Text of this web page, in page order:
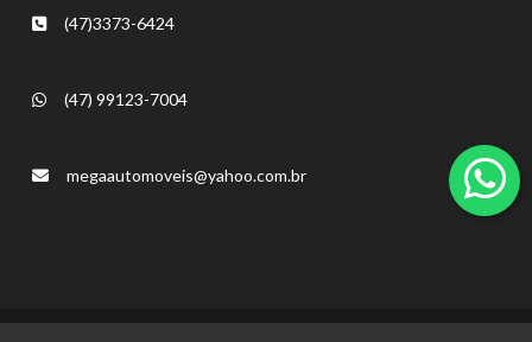
(47)3373-6424
(47) 99123-7004
megaautomoveis@yahoo.com.br